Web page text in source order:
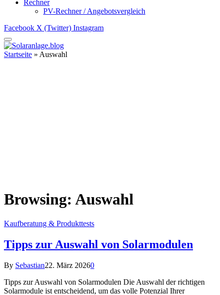
Rechner
PV-Rechner / Angebotsvergleich
Facebook X (Twitter) Instagram
Startseite » Auswahl
Browsing: Auswahl
Kaufberatung & Produkttests
Tipps zur Auswahl von Solarmodulen
By Sebastian22. März 20260
Tipps zur Auswahl von Solarmodulen Die Auswahl der richtigen
Solarmodule ist entscheidend, um das volle Potenzial Ihrer